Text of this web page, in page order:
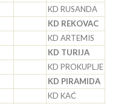
KD RUSANDA
KD REKOVAC
KD ARTEMIS
KD TURIJA
KD PROKUPLJE
KD PIRAMIDA
KD KAĆ